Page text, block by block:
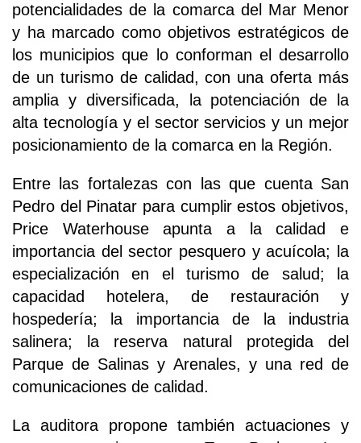
potencialidades de la comarca del Mar Menor
y ha marcado como objetivos estratégicos de
los municipios que lo conforman el desarrollo
de un turismo de calidad, con una oferta más
amplia y diversificada, la potenciación de la
alta tecnología y el sector servicios y un mejor
posicionamiento de la comarca en la Región.
Entre las fortalezas con las que cuenta San
Pedro del Pinatar para cumplir estos objetivos,
Price Waterhouse apunta a la calidad e
importancia del sector pesquero y acuícola; la
especialización en el turismo de salud; la
capacidad hotelera, de restauración y
hospedería; la importancia de la industria
salinera; la reserva natural protegida del
Parque de Salinas y Arenales, y una red de
comunicaciones de calidad.
La auditora propone también actuaciones y